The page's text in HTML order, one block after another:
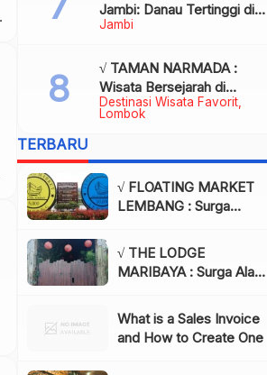
Jambi
Jambi: Danau Tertinggi di
Asia Tenggara, Tiket, Rute,
Destinasi Wisata Favorit
Lombok
√ TAMAN NARMADA :
Wisata Bersejarah di
Lombok yang Memukau
TERBARU
√ FLOATING MARKET
LEMBANG : Surga
di Bandung yang Wajib
Dikunjungi, Info & Harga
Tiket
√ THE LODGE
MARIBAYA : Surga Alam
Lembang yang Wajib
Dikunjungi!, Info & Harga
Tiket
What is a Sales Invoice
and How to Create One